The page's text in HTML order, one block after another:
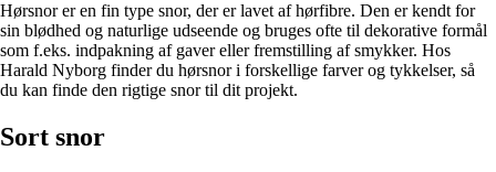
Hørsnor er en fin type snor, der er lavet af hørfibre. Den er kendt for
sin blødhed og naturlige udseende og bruges ofte til dekorative formål
som f.eks. indpakning af gaver eller fremstilling af smykker. Hos
Harald Nyborg finder du hørsnor i forskellige farver og tykkelser, så
du kan finde den rigtige snor til dit projekt.
Sort snor